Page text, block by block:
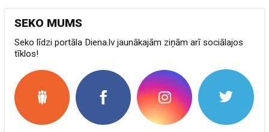
SEKO MUMS
Seko līdzi portāla Diena.lv jaunākajām ziņām arī sociālajos
tīklos!